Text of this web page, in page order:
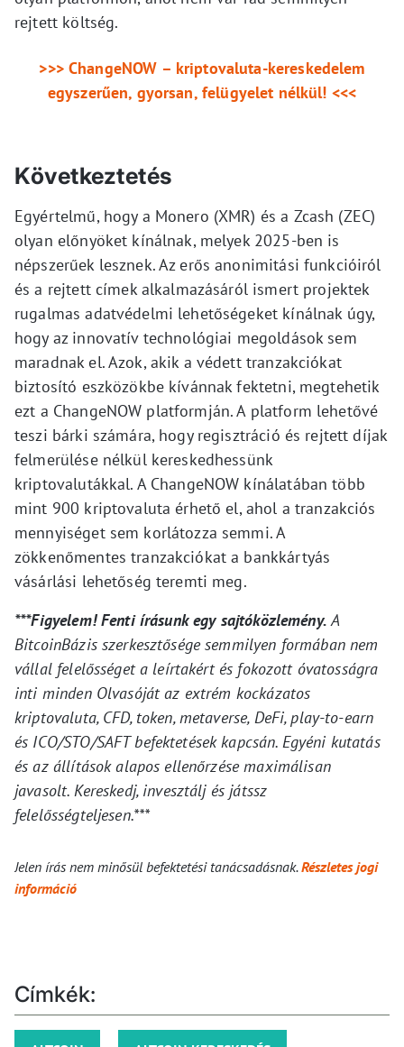
rejtett költség.
>>> ChangeNOW – kriptovaluta-kereskedelem
egyszerűen, gyorsan, felügyelet nélkül! <<<
Következtetés
Egyértelmű, hogy a Monero (XMR) és a Zcash (ZEC)
olyan előnyöket kínálnak, melyek 2025-ben is
népszerűek lesznek. Az erős anonimitási funkcióiról
és a rejtett címek alkalmazásáról ismert projektek
rugalmas adatvédelmi lehetőségeket kínálnak úgy,
hogy az innovatív technológiai megoldások sem
maradnak el. Azok, akik a védett tranzakciókat
biztosító eszközökbe kívánnak fektetni, megtehetik
ezt a ChangeNOW platformján. A platform lehetővé
teszi bárki számára, hogy regisztráció és rejtett díjak
felmerülése nélkül kereskedhessünk
kriptovalutákkal. A ChangeNOW kínálatában több
mint 900 kriptovaluta érhető el, ahol a tranzakciós
mennyiséget sem korlátozza semmi. A
zökkenőmentes tranzakciókat a bankkártyás
vásárlási lehetőség teremti meg.
***Figyelem! Fenti írásunk egy sajtóközlemény. A
BitcoinBázis szerkesztősége semmilyen formában nem
vállal felelősséget a leírtakért és fokozott óvatosságra
inti minden Olvasóját az extrém kockázatos
kriptovaluta, CFD, token, metaverse, DeFi, play-to-earn
és ICO/STO/SAFT befektetések kapcsán. Egyéni kutatás
és az állítások alapos ellenőrzése maximálisan
javasolt. Kereskedj, invesztálj és játssz
felelősségteljesen.***
Jelen írás nem minősül befektetési tanácsadásnak.Részletes jogi
információ
Címkék: